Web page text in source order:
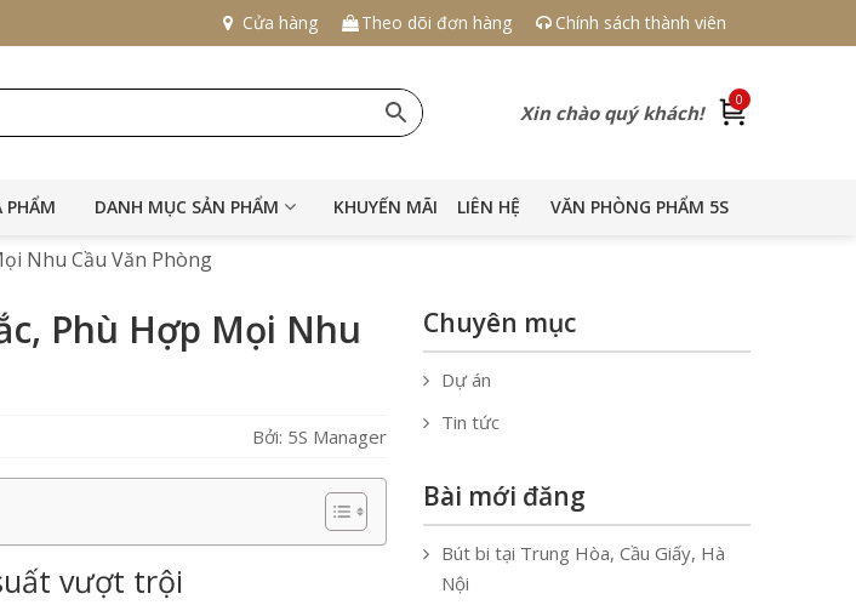
Cửa hàng Theo dõi đơn hàng Chính sách thành viên
Xin chào quý khách!
0
PHẨM DANH MỤC SẢN PHẨM KHUYẾN MÃI LIÊN HỆ VĂN PHÒNG PHẨM 5S
Nhu Cầu Văn Phòng
Phù Hợp Mọi Nhu
Bởi: 5S Manager
vượt trội
Chuyên mục
Dự án
Tin tức
Bài mới đăng
Bút bi tại Trung Hòa, Cầu Giấy, Hà
Nội